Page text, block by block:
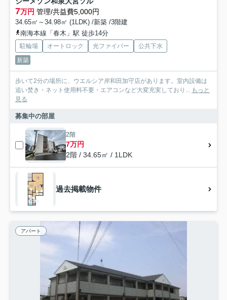
7万円 管理/共益費5,000円
34.65㎡～34.98㎡ (1LDK) /新築 /3階建
南海本線「春木」駅 徒歩14分
駐輪場 オートロック 光ファイバー
公共下水
新築
歩いて2分の場所に、ウエルシア岸和田加守店があります。室内設備は
追い焚き・ネット使用料不要・エアコンなど大変充実しており... もっと
見る
募集中の部屋
2階
7万円
2階 / 34.65㎡ / 1LDK
過去掲載物件
アパート